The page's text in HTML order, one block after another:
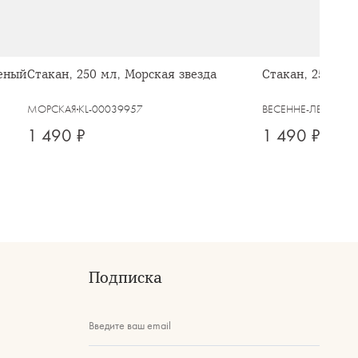
Стакан, 250 мл, Морская звезда
МОРСКАЯ KL-00039957
1 490 ₽
Стакан, 250
ВЕСЕННЕ-ЛЕТНЯЯ
1 490 ₽
Подписка
Введите ваш email